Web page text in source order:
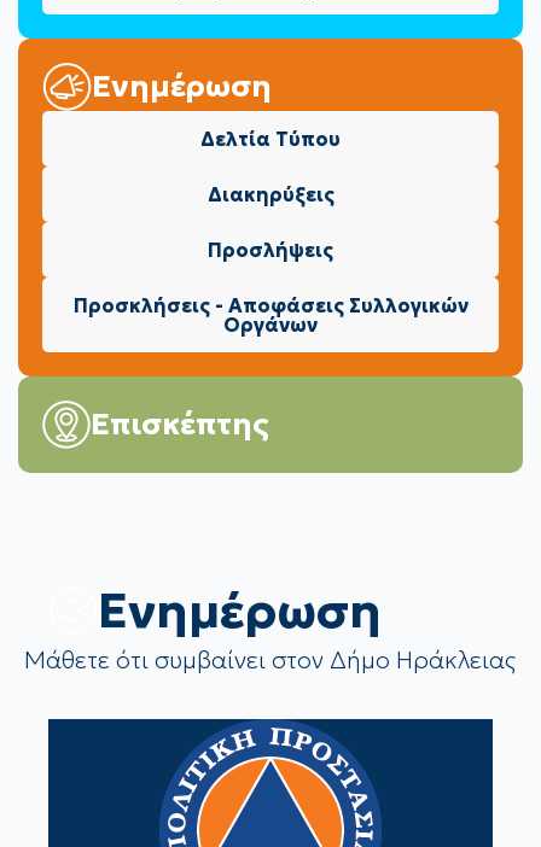
Ενημέρωση
Δελτία Τύπου
Διακηρύξεις
Προσλήψεις
Προσκλήσεις - Αποφάσεις Συλλογικών
Οργάνων
Επισκέπτης
Eνημέρωση
Μάθετε ότι συμβαίνει στον Δήμο Ηράκλειας